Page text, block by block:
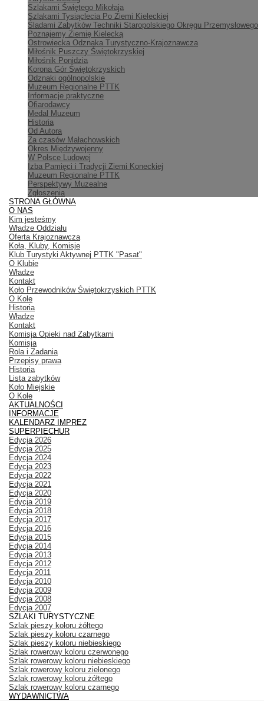
Szlakami Świętego Mikołaja
Szlakami Tysiąclecia Po Ziemi Kieleckiej
Śladami Zabytków Techniki Staropolskiego Okręgu Przemysłowego
Poznajemy Ziemię Kielecką
Ostrowiecka Odznaka Turystyczno-Krajoznawcza
Miłośnik Puszczy Świętokrzyskiej
Miłośnik Ponidzia
Korona Gór Świętokrzyskich
Odznaki ogólnopolskie
Muzeum Regionalne PTTK
Informacje praktyczne
Ofiarodawcy
Medal Muzeum
Historia
Od Autora
Za czasów Małachowskich
Okres Międzywojenny
W Polsce Ludowej
Izba Pamięci i Tradycji Ziemi Koneckiej
Muzeum Regionalne PTTK
Perspektywy Muzealne
Zgłoszenia
STRONA GŁÓWNA
O NAS
Kim jesteśmy
Władze Oddziału
Oferta Krajoznawcza
Koła, Kluby, Komisje
Klub Turystyki Aktywnej PTTK "Pasat"
O Klubie
Władze
Kontakt
Koło Przewodników Świętokrzyskich PTTK
O Kole
Historia
Władze
Kontakt
Komisja Opieki nad Zabytkami
Komisja
Rola i Zadania
Przepisy prawa
Historia
Lista zabytków
Koło Miejskie
O Kole
AKTUALNOŚCI
INFORMACJE
KALENDARZ IMPREZ
SUPERPIECHUR
Edycja 2026
Edycja 2025
Edycja 2024
Edycja 2023
Edycja 2022
Edycja 2021
Edycja 2020
Edycja 2019
Edycja 2018
Edycja 2017
Edycja 2016
Edycja 2015
Edycja 2014
Edycja 2013
Edycja 2012
Edycja 2011
Edycja 2010
Edycja 2009
Edycja 2008
Edycja 2007
SZLAKI TURYSTYCZNE
Szlak pieszy koloru żółtego
Szlak pieszy koloru czarnego
Szlak pieszy koloru niebieskiego
Szlak rowerowy koloru czerwonego
Szlak rowerowy koloru niebieskiego
Szlak rowerowy koloru zielonego
Szlak rowerowy koloru żółtego
Szlak rowerowy koloru czarnego
WYDAWNICTWA